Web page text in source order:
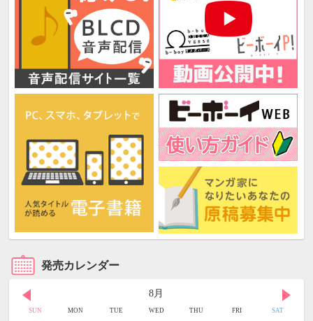
発売カレンダー
8月
SUN MON TUE WED THU FRI SAT